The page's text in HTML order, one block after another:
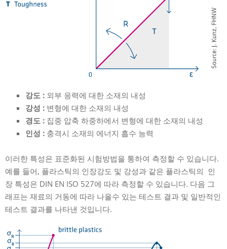
강도 : 외부 응력에 대한 소재의 내성
강성 : 변형에 대한 소재의 내성
경도 : 집중 압축 하중하에서 변형에 대한 소재의 내성
인성 : 충격시 소재의 에너지 흡수 능력
이러한 특성은 표준화된 시험방법을 통하여 측정할 수 있습니다.
예를 들어, 플라스틱의 인장강도 및 강성과 같은 플라스틱의 인
장 특성은 DIN EN ISO 527에 따라 측정할 수 있습니다. 다음 그
래프는 재료의 거동에 따라 나올수 있는 테스트 결과 및 일반적인
테스트 결과를 나타낸 것입니다.